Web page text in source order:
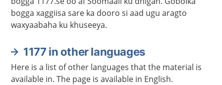
bogga xaggiisa sare ka dooro si aad ugu aragto
waxyaabaha ku khuseeya.
1177 in other languages
Here is a list of other languages that the material is
available in. The page is available in English.